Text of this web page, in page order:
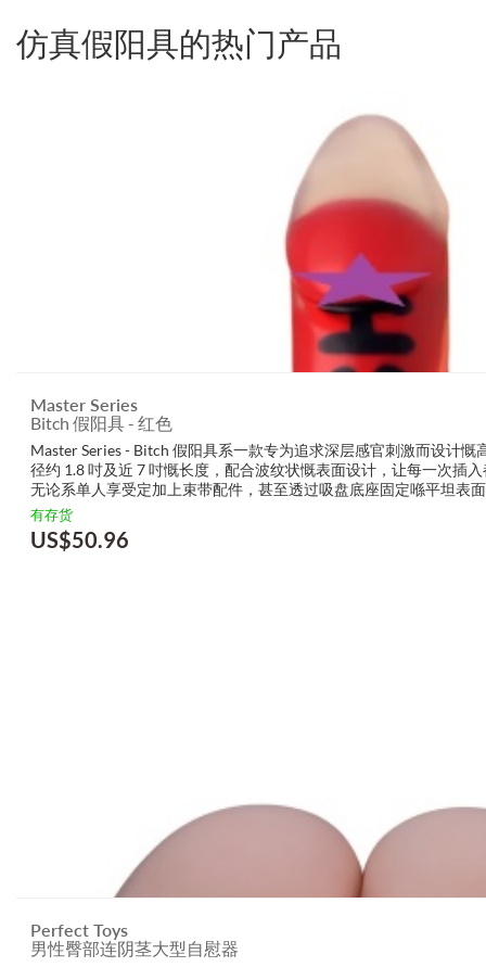
仿真假阳具的热门产品
Master Series
Bitch 假阳具 - 红色
Master Series - Bitch 假阳具系一款专为追求深层感官刺激而设计慨
径约 1.8 吋及近 7 吋慨长度，配合波纹状慨表面设计，让每一次插入
无论系单人享受定加上束带配件，甚至透过吸盘底座固定喺平坦表
有存货
US$50.96
Perfect Toys
男性臀部连阴茎大型自慰器